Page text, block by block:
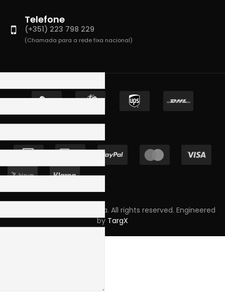
Telefone
(+351) 223 798 229
(Chamada para a rede fixa nacional)
Copyright © 2023 Skpro, Lda. All rights reserved. Engineered
by TargX